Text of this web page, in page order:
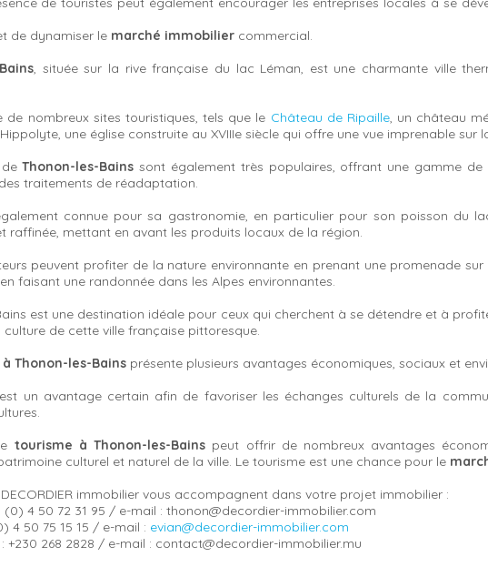
de dynamiser le marché immobilier commercial.
, située sur la rive française du lac Léman, est une charmante ville
de nombreux sites touristiques, tels que le Château de Ripaille, un château
une église construite au XVIIIe siècle qui offre une vue imprenable sur
deThonon-les-Bains sont également très populaires, offrant une gamme
traitements de réadaptation.
connue pour sa gastronomie, en particulier pour son poisson du
raffinée, mettant en avant les produits locaux de la région.
peuvent profiter de la nature environnante en prenant une promenade
faisant une randonnée dans les Alpes environnantes.
est une destination idéale pour ceux qui cherchent à se détendre et à
culture de cette ville française pittoresque.
Thonon-les-Bains présente plusieurs avantages économiques, sociaux et
un avantage certain afin de favoriser les échanges culturels de la
tourisme à Thonon-les-Bains peut offrir de nombreux avantages
culturel et naturel de la ville. Le tourisme est une chance pour le
immobilier vous accompagnent dans votre projet immobilier :
(0) 4 50 72 31 95 / e-mail : thonon@decordier-immobilier.com
4 50 75 15 15 / e-mail : evian@decordier-immobilier.com
+230 268 2828 / e-mail : contact@decordier-immobilier.mu